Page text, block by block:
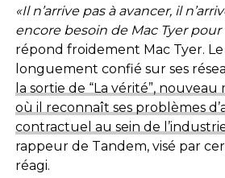
«Il n’arrive pas à avancer, il
encore besoin de Mac Tyer pour
répond froidement Mac Tyer. Le
longuement confié sur ses
la sortie de “La vérité”,
où il reconnaît ses problèmes
contractuel au sein de
rappeur de Tandem, visé par
réagi.